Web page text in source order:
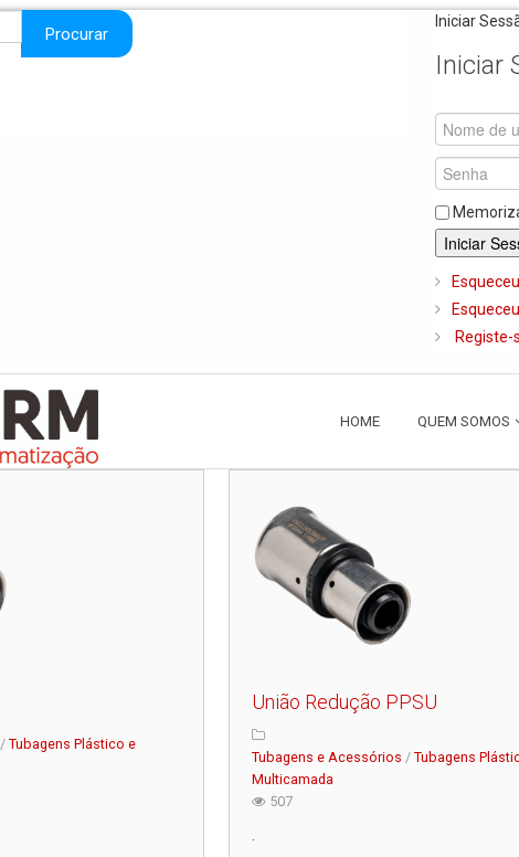
Procurar
Iniciar
Iniciar
Iniciar
Registe-
HOME QUEM SOMOS
/Tubagens Plástico e
União Redução PPSU
Tubagens e Acessórios / Tubagens
Multicamada
507
.